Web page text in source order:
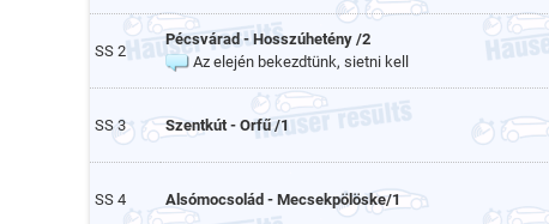
SS 2
Pécsvárad - Hosszúhetény /2
Az elején bekezdtünk, sietni kell
SS 3 Szentkút - Orfű /1
SS 4 Alsómocsolád - Mecsekpölöske/1